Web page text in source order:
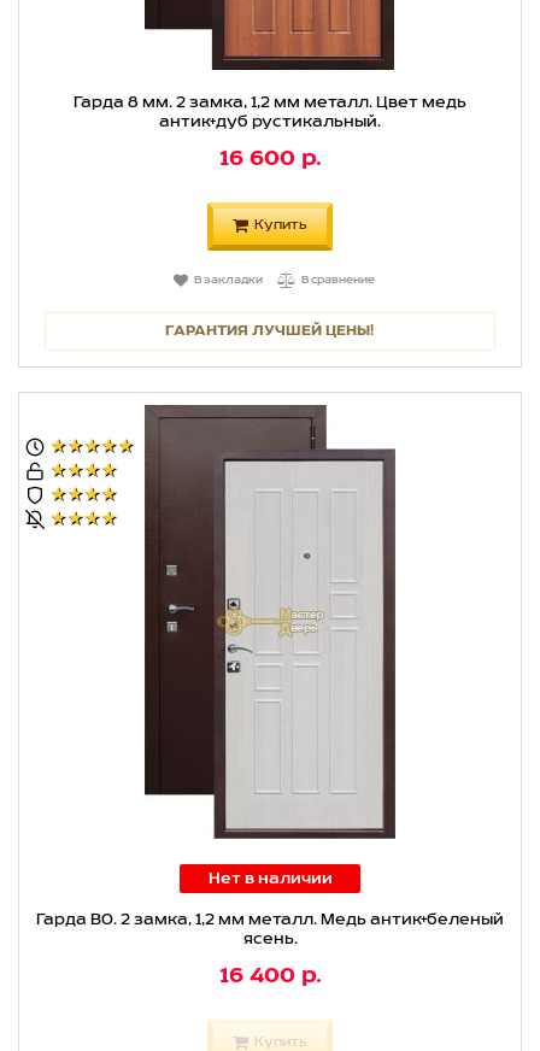
Гарда 8 мм. 2 замка, 1,2 мм металл. Цвет медь
антик+дуб рустикальный.
16 600 р.
Купить
В закладки В сравнение
ГАРАНТИЯ ЛУЧШЕЙ ЦЕНЫ!
Нет в наличии
Гарда ВО. 2 замка, 1,2 мм металл. Медь антик+беленый
ясень.
16 400 р.
★★★★★
★★★★
★★★★
★★★★
Купить